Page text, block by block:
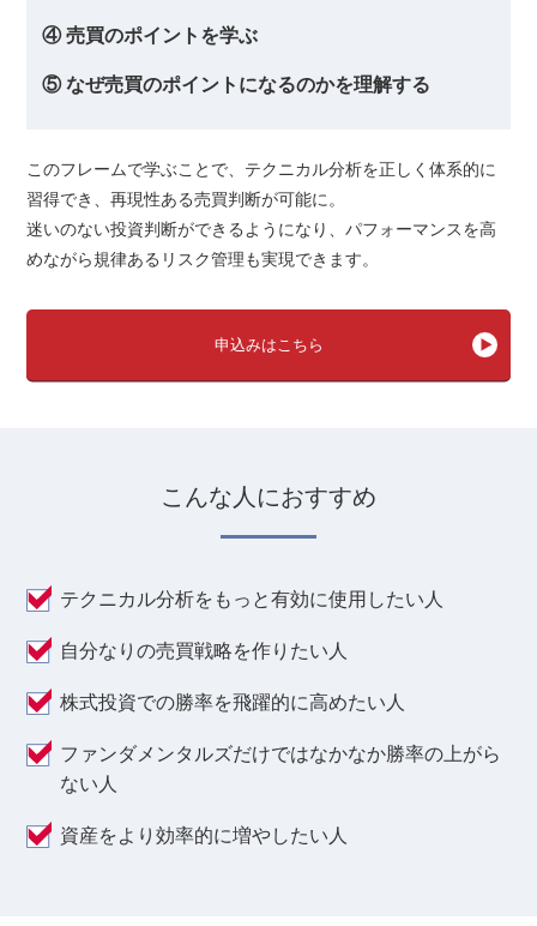
④ 売買のポイントを学ぶ
⑤ なぜ売買のポイントになるのかを理解する
このフレームで学ぶことで、テクニカル分析を正しく体系的に
習得でき、再現性ある売買判断が可能に。
迷いのない投資判断ができるようになり、パフォーマンスを高
めながら規律あるリスク管理も実現できます。
申込みはこちら
こんな人におすすめ
テクニカル分析をもっと有効に使用したい人
自分なりの売買戦略を作りたい人
株式投資での勝率を飛躍的に高めたい人
ファンダメンタルズだけではなかなか勝率の上がら
ない人
資産をより効率的に増やしたい人